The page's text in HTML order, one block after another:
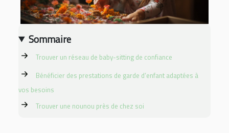
Sommaire
Trouver un réseau de baby-sitting de confiance
Bénéficier des prestations de garde d’enfant adaptées à
vos besoins
Trouver une nounou près de chez soi